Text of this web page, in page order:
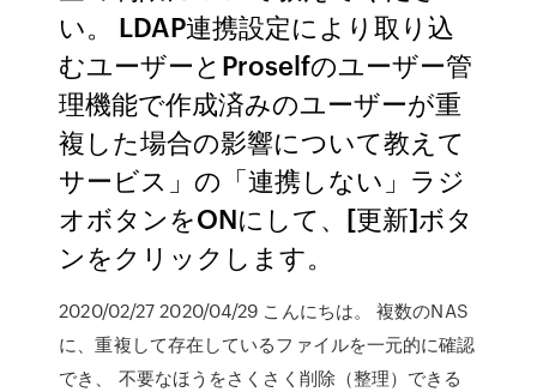
い。 LDAP連携設定により取り込
むユーザーとProselfのユーザー管
理機能で作成済みのユーザーが重
複した場合の影響について教えて
サービス」の「連携しない」ラジ
オボタンをONにして、[更新]ボタ
ンをクリックします。
2020/02/27 2020/04/29 こんにちは。 複数のNAS
に、重複して存在しているファイルを一元的に確認
でき、 不要なほうをさくさく削除（整理）できる